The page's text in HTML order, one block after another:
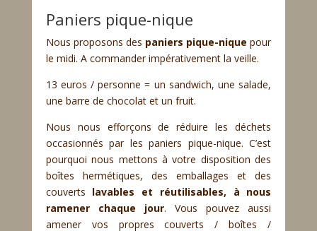
Paniers pique-nique
Nous proposons des paniers pique-nique pour
le midi. A commander impérativement la veille.
13 euros / personne = un sandwich, une salade,
une barre de chocolat et un fruit.
Nous nous efforçons de réduire les déchets
occasionnés par les paniers pique-nique. C’est
pourquoi nous mettons à votre disposition des
boîtes hermétiques, des emballages et des
couverts lavables et réutilisables, à nous
ramener chaque jour. Vous pouvez aussi
amener vos propres couverts / boîtes /